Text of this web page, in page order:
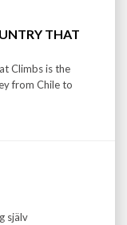
THAT
Climbs is the
from Chile to
själv